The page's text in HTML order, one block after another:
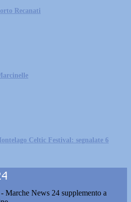
Recanati
Celtic Festival: segnalate 6
News 24 supplemento a